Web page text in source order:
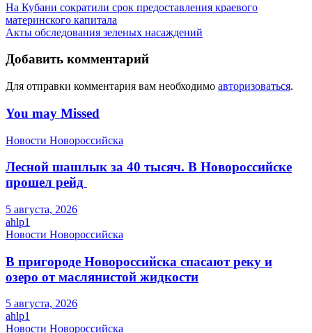
На Кубани сократили срок предоставления краевого
материнского капитала
Акты обследования зеленых насаждений
Добавить комментарий
Для отправки комментария вам необходимо авторизоваться.
You may Missed
Новости Новороссийска
Лесной шашлык за 40 тысяч. В Новороссийске
прошел рейд
5 августа, 2026
ahlp1
Новости Новороссийска
В пригороде Новороссийска спасают реку и
озеро от маслянистой жидкости
5 августа, 2026
ahlp1
Новости Новороссийска